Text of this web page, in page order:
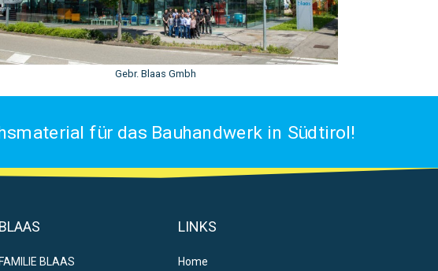
Gebr. Blaas Gmbh
für das Bauhandwerk in Südtirol!
BLAAS
FAMILIE BLAAS
LINKS
Home